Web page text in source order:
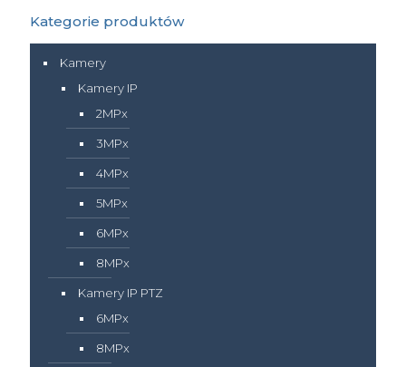
Kategorie produktów
Kamery
Kamery IP
2MPx
3MPx
4MPx
5MPx
6MPx
8MPx
Kamery IP PTZ
6MPx
8MPx